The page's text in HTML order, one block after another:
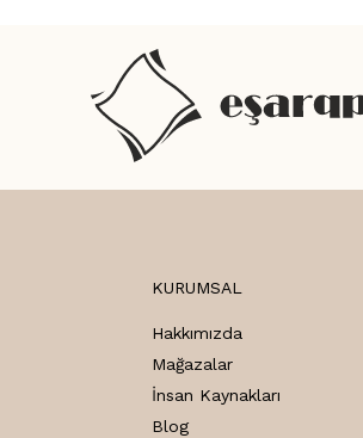
KURUMSAL
Hakkımızda
Mağazalar
İnsan Kaynakları
Blog